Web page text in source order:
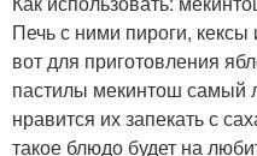
Печь с ними пироги,
вот для приготовления
пастилы мекинтош самый
нравится их запекать с
такое блюдо будет на